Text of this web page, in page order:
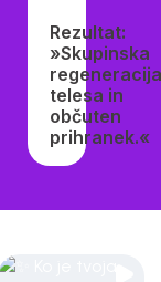
Rezultat:
»Skupinska
regeneracija
telesa in
občuten
prihranek.«